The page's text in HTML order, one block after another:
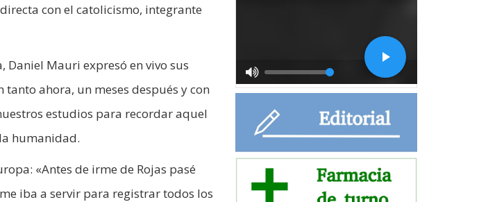
con el catolicismo, integrante
Mauri expresó en vivo sus
ahora, un meses después y con
estudios para recordar aquel
humanidad.
«Antes de irme de Rojas pasé
iba a servir para registrar todos los